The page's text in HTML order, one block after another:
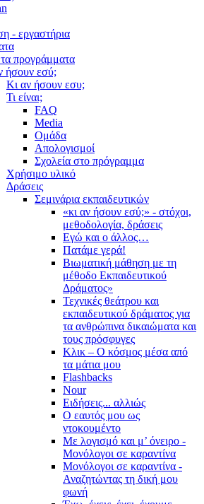
- εργαστήρια
προγράμματα
ήσουν εσύ;
Κι αν ήσουν εσυ;
Τι είναι;
FAQ
Media
Ομάδα
Απολογισμοί
Σχολεία στο πρόγραμμα
Χρήσιμο υλικό
Δράσεις
Σεμινάρια εκπαιδευτικών
«κι αν ήσουν εσύ;» - στόχοι,
μεθοδολογία, δράσεις
Εγώ και ο άλλος…
Πατάμε γερά!
Βιωματική μάθηση με τη
μέθοδο Εκπαιδευτικού
Δράματος»
Τεχνικές θεάτρου και
εκπαιδευτικού δράματος για
τα ανθρώπινα δικαιώματα και
τους πρόσφυγες
Κλικ – Ο κόσμος μέσα από
τα μάτια μου
Flashbacks
Nour
Ειδήσεις... αλλιώς
Ο εαυτός μου ως
ντοκουμέντο
Με λογισμό και μ’ όνειρο -
Μονόλογοι σε καραντίνα
Μονόλογοι σε καραντίνα -
Αναζητώντας τη δική μου
φωνή